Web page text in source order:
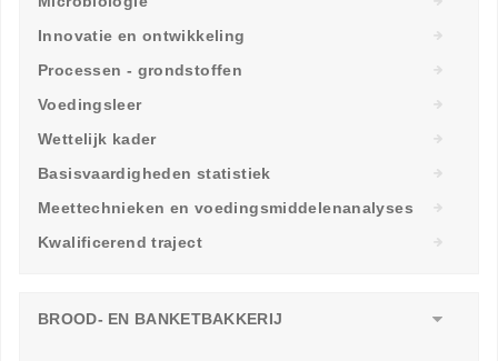
Innovatie en ontwikkeling
Processen - grondstoffen
Voedingsleer
Wettelijk kader
Basisvaardigheden statistiek
Meettechnieken en voedingsmiddelenanalyses
Kwalificerend traject
BROOD- EN BANKETBAKKERIJ